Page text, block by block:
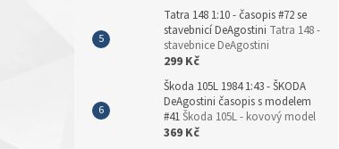
Tatra 148 1:10 - časopis #72 se
stavebnicí DeAgostini Tatra 148 -
stavebnice DeAgostini
299 Kč
Škoda 105L 1984 1:43 - ŠKODA
DeAgostini časopis s modelem
#41Škoda 105L - kovový model
369 Kč